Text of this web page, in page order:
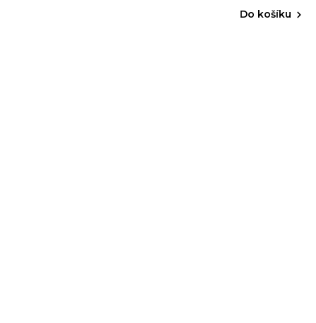
Do košíku